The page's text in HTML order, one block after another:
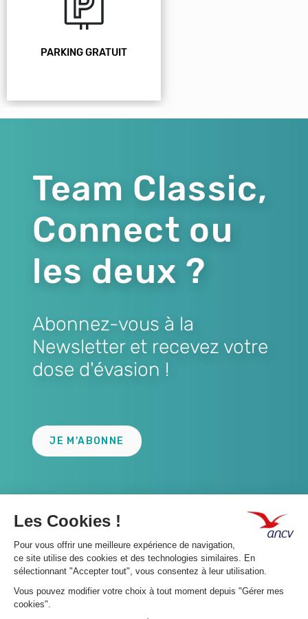
PARKING GRATUIT
Team Classic,
Connect ou
les deux ?
Abonnez-vous à la
Newsletter et recevez votre
dose d'évasion !
JE M'ABONNE
A propos 👇